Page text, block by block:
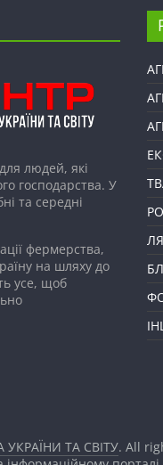
людей, які
господарства. У
та середні
фермерства,
на шляху до
усе, щоб
ТА СВІТУ. All